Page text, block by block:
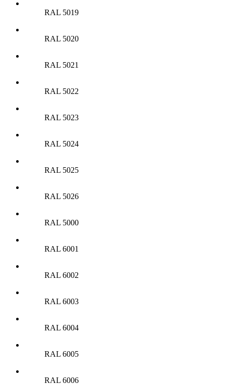
RAL 5019
RAL 5020
RAL 5021
RAL 5022
RAL 5023
RAL 5024
RAL 5025
RAL 5026
RAL 5000
RAL 6001
RAL 6002
RAL 6003
RAL 6004
RAL 6005
RAL 6006